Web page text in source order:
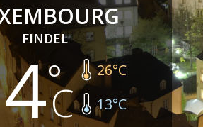
FINDEL
26°C
13°C